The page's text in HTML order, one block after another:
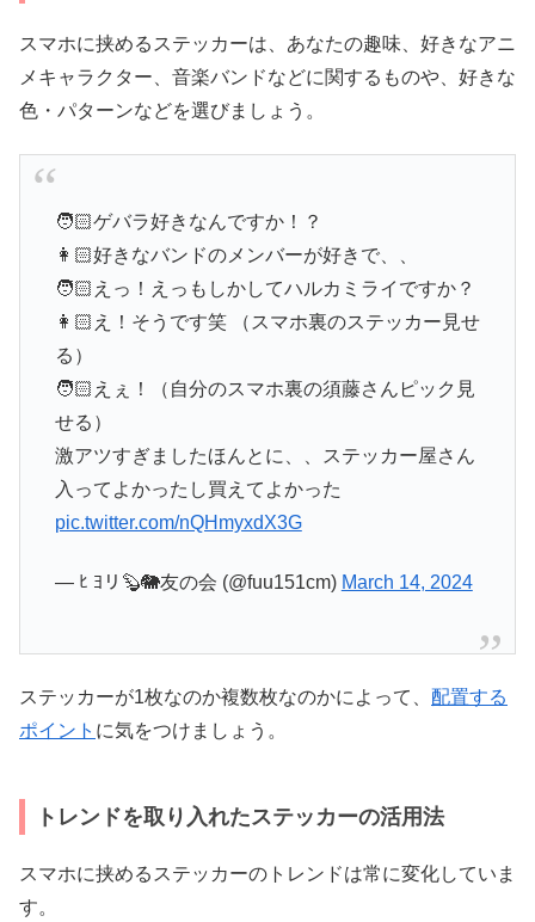
スマホに挟めるステッカーは、あなたの趣味、好きなアニ
メキャラクター、音楽バンドなどに関するものや、好きな
色・パターンなどを選びましょう。
🧑🏻ゲバラ好きなんですか！？
👩🏻好きなバンドのメンバーが好きで、、
🧑🏻えっ！えっもしかしてハルカミライですか？
👩🏻え！そうです笑 （スマホ裏のステッカー見せ
る）
🧑🏻えぇ！（自分のスマホ裏の須藤さんピック見
せる）
激アツすぎましたほんとに、、ステッカー屋さん
入ってよかったし買えてよかった
pic.twitter.com/nQHmyxdX3G
— ﾋ ﾖリ🦫🐘友の会 (@fuu151cm) March 14, 2024
ステッカーが1枚なのか複数枚なのかによって、 配置する
ポイント に気をつけましょう。
トレンドを取り入れたステッカーの活用法
スマホに挟めるステッカーのトレンドは常に変化していま
す。